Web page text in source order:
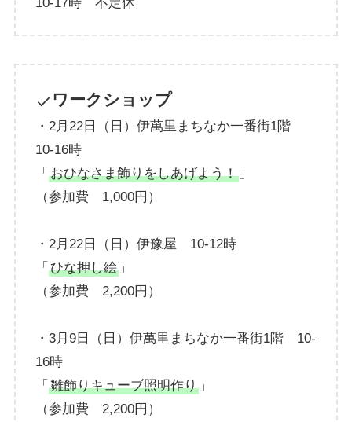
ワークショップ
・2月22日（日）伊萬里まちなか一番街1階
10-16時
「おひなさま飾りをしあげよう！ 」
（参加費 1,000円）
・2月22日（日）伊豫屋 10-12時
「ひな押し絵 」
（参加費 2,200円）
・3月9日（日）伊萬里まちなか一番街1階 10-
16時
「雛飾りキューブ照明作り 」
（参加費 2,200円）